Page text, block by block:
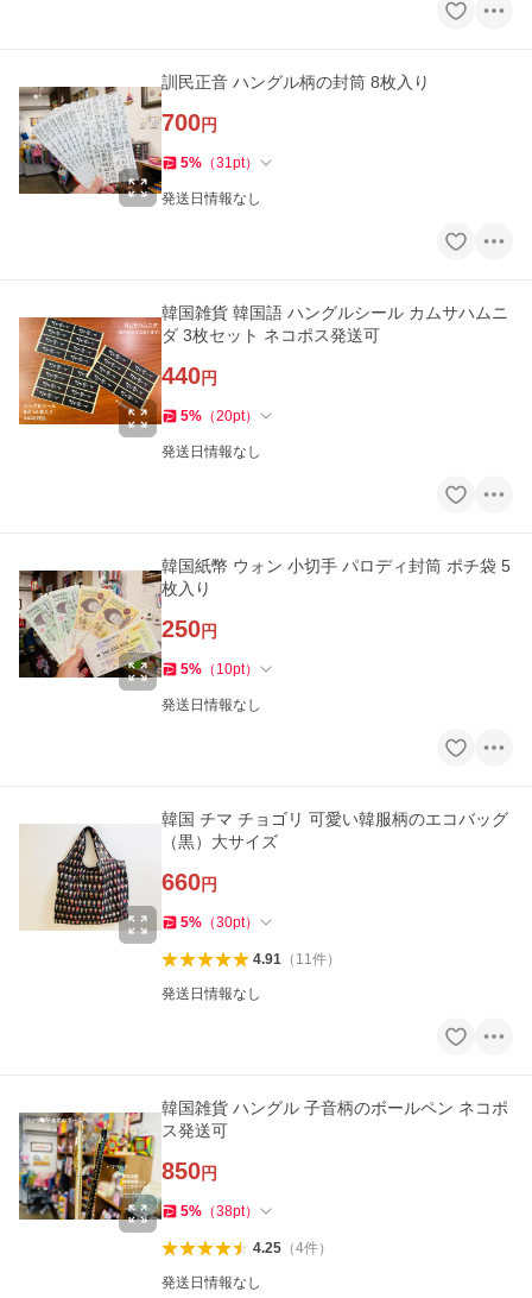
訓民正音 ハングル柄の封筒 8枚入り
700円
5% （31pt）
発送日情報なし
韓国雑貨 韓国語 ハングルシール カムサハムニ
ダ 3枚セット ネコポス発送可
440円
5% （20pt）
発送日情報なし
韓国紙幣 ウォン 小切手 パロディ封筒 ポチ袋 5
枚入り
250円
5% （ 10pt）
発送日情報なし
韓国 チマ チョゴリ 可愛い韓服柄のエコバッグ
（黒）大サイズ
660円
5% （30pt）
4.91（ 11件）
発送日情報なし
韓国雑貨 ハングル 子音柄のボールペン ネコポ
ス発送可
850円
5% （38pt）
4.25（4件）
発送日情報なし